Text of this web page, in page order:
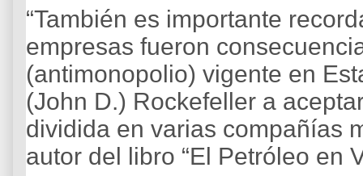
“También es importante
empresas fueron
(antimonopolio) vigente en
(John D.) Rockefeller a
dividida en varias compañías
autor del libro “El Petróleo en